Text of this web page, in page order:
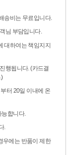
송비는 무료입니다.
님 부담입니다.
대하여는 책임지지
행됩니다. (카드결
터 20일 이내에 온
능합니다.
.
우에는 반품이 제한